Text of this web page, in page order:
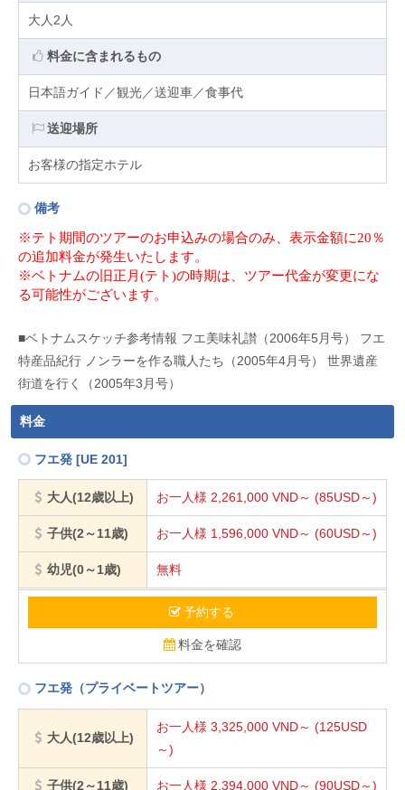
大人2人
料金に含まれるもの
日本語ガイド／観光／送迎車／食事代
送迎場所
お客様の指定ホテル
備考
※テト期間のツアーのお申込みの場合のみ、表示金額に20 ％
の追加料金が発生いたします。
※ベトナムの旧正月(テト)の時期は、ツアー代金が変更にな
る可能性がございます。
■ベトナムスケッチ参考情報 フエ美味礼讃（2006年5月号）
フエ
特産品紀行 ノンラーを作る職人たち（2005年4月号）
世界遺産
街道を行く（2005年3月号）
料金
フエ発 [UE 201]
大人(12歳以上) お一人様 2,261,000 VND～ (85USD～)
子供(2～11歳) お一人様 1,596,000 VND～ (60USD～)
幼児(0～1歳) 無料
予約する
料金を確認
フエ発（プライベートツアー）
大人(12歳以上)
お一人様 3,325,000 VND～ (125USD
～)
子供(2～11歳) お一人様 2,394,000 VND～ (90USD～)